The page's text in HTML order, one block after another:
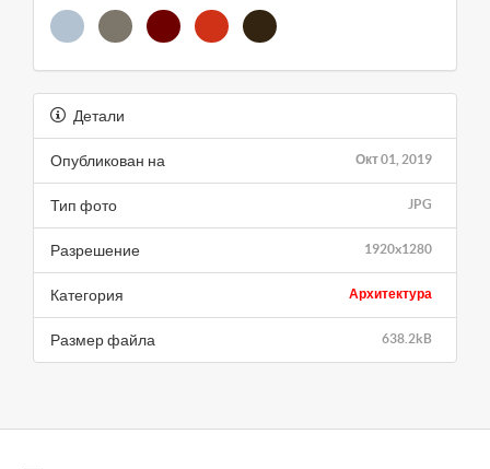
Детали
Окт 01, 2019
Опубликован на
JPG
Тип фото
1920x1280
Разрешение
Архитектура
Категория
638.2kB
Размер файла